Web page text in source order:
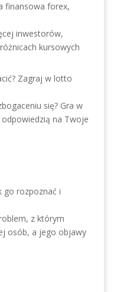
finansowa forex,
inwestorów,
kursowych
Zagraj w lotto
się? Gra w
na Twoje
go rozpoznać i
z którym
osób, a jego objawy